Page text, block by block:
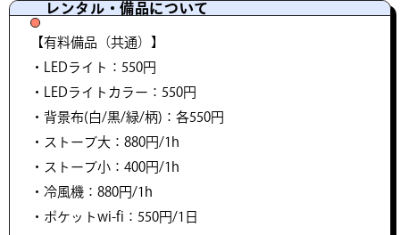
レンタル・備品について
【有料備品（共通）】
・LEDライト：550円
・LEDライトカラー：550円
・背景布(白/黒/緑/柄)：各550円
・ストーブ大：880円/1h
・ストーブ小：400円/1h
・冷風機：880円/1h
・ポケットwi-fi：550円/1日